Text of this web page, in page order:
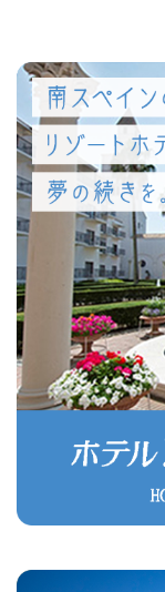
火星への旅！リ
場！
2026年07月18日
ホテル志摩スペイ
2026年07月17日
ホテル志摩スペ
2026年07月15日
夏のCM公開
2026年07月11日
ホテルで優雅な夏
2026年07月04日
志摩スペイン村
【エントリーシ